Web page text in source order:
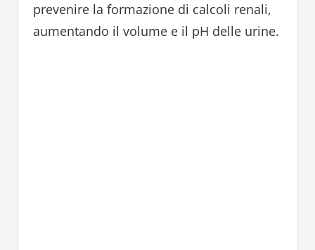
prevenire la formazione di calcoli renali,
aumentando il volume e il pH delle urine.